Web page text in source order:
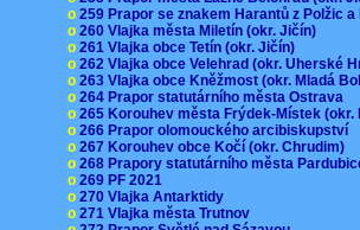
o 259 Prapor se znakem Harantů z Polžic
o 260 Vlajka města Miletín (okr. Jičín)
o 261 Vlajka obce Tetín (okr. Jičín)
o 262 Vlajka obce Velehrad (okr. Uherské
o 263 Vlajka obce Kněžmost (okr. Mladá
o 264 Prapor statutárního města Ostrava
o 265 Korouhev města Frýdek-Místek
o 266 Prapor olomouckého arcibiskupství
o 267 Korouhev obce Kočí (okr. Chrudim)
o 268 Prapory statutárního města
o 269 PF 2021
o 270 Vlajka Antarktidy
o 271 Vlajka města Trutnov